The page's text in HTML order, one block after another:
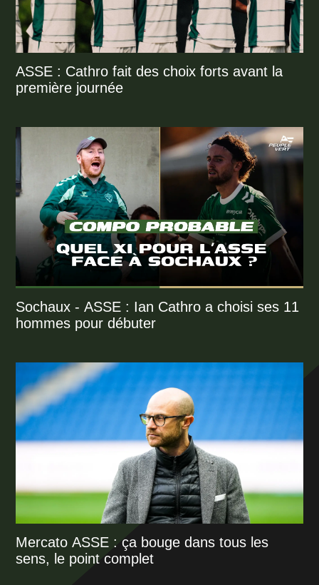
ASSE : Cathro fait des choix forts avant la
première journée
Sochaux - ASSE : Ian Cathro a choisi ses 11
hommes pour débuter
Mercato ASSE : ça bouge dans tous les
sens, le point complet